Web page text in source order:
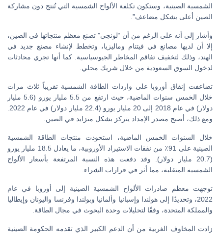
الشمسية الصينية، وستكون تكلفة الألواح الشمسية التي تُنتج دون مشاركة
الصين أعلى بشكل مضاعف”.
وأشار إلى أنه على الرغم من أن “لونجي” تصنع معظم منتجاتها في الصين،
إلا أن لديها مصانع في فيتنام وماليزيا، وتخطط لإنشاء مصنع جديد في
الهند، وذلك لتخفيف تفاقم المخاطر الجيوسياسية. كما أنها تجري محادثات
لدخول السوق السعودية من خلال شريك محلي.
تضاعفت إنفاق أوروبا على واردات الطاقة الشمسية تقريباً ثلاث مرات
خلال الخمس سنوات الماضية، حيث ارتفع من 5.5 مليار يورو (5.6 مليار
ومع ذلك، أصبح مصدر الإمداد يتركز بشكل متزايد في الصين.
خلال السنوات الخمس الماضية، استحوذت منتجات الطاقة الشمسية
الصينية على 91٪ من نفقات الاستيراد الأوروبية، ما يعادل 18.5 مليار يورو
(20.7 مليار دولار). وقد دفعت هذه النسبة المرتفعة بأسعار الألواح
الشمسية المتقلبة، مما أثر في قرارات الشراء.
توجهت معظم صادرات الألواح الشمسية الصينية إلى أوروبا في عام
2022، وتحديدًا إلى هولندا وإسبانيا وألمانيا وبولندا وفرنسا واليونان وإيطاليا
والمملكة المتحدة، وفقًا لتحليلات وحدة البحوث في مجال الطاقة.
زادت المخاوف الغربية من أن الدعم الكبير الذي تقدمه الحكومة الصينية